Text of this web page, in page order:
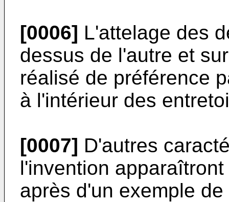
[0006] L'attelage des
dessus de l'autre et
réalisé de préférence
à l'intérieur des
[0007] D'autres
l'invention
après d'un exemple